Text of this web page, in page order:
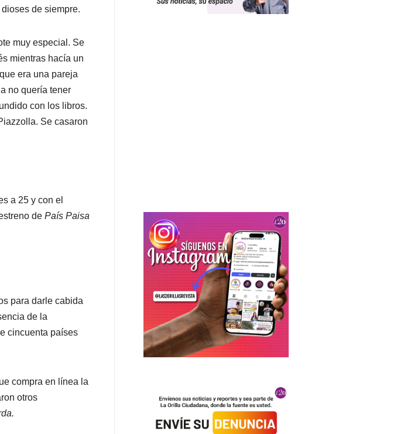
de siempre.
muy especial. Se
mientras hacía un
era una pareja
no quería tener
con los libros.
Se casaron
a 25 y con el
de País Paisa
para darle cabida
de la
cincuenta países
compra en línea la
otros